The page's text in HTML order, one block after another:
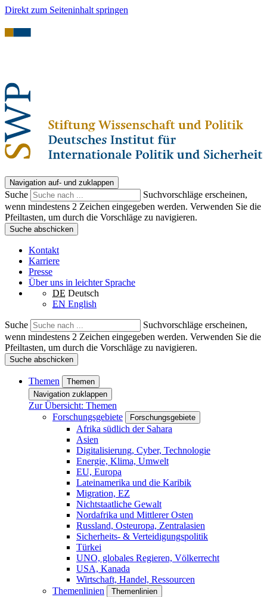
Direkt zum Seiteninhalt springen
Navigation auf- und zuklappen
Suche
Suchvorschläge erscheinen,
wenn mindestens 2 Zeichen eingegeben werden. Verwenden Sie die
Pfeiltasten, um durch die Vorschläge zu navigieren.
Suche abschicken
Kontakt
Karriere
Presse
Über uns in leichter Sprache
DE Deutsch
EN English
Suche
Suchvorschläge erscheinen,
wenn mindestens 2 Zeichen eingegeben werden. Verwenden Sie die
Pfeiltasten, um durch die Vorschläge zu navigieren.
Suche abschicken
Themen
Themen
Navigation zuklappen
Zur Übersicht: Themen
Forschungsgebiete
Forschungsgebiete
Afrika südlich der Sahara
Asien
Digitalisierung, Cyber, Technologie
Energie, Klima, Umwelt
EU, Europa
Lateinamerika und die Karibik
Migration, EZ
Nichtstaatliche Gewalt
Nordafrika und Mittlerer Osten
Russland, Osteuropa, Zentralasien
Sicherheits- & Verteidigungspolitik
Türkei
UNO, globales Regieren, Völkerrecht
USA, Kanada
Wirtschaft, Handel, Ressourcen
Themenlinien
Themenlinien